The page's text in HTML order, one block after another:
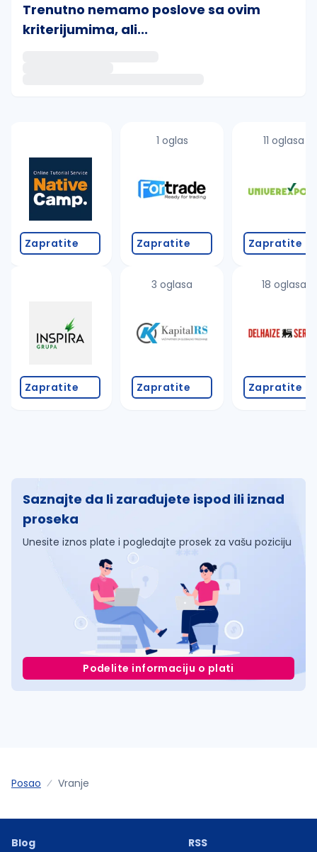
Trenutno nemamo poslove sa ovim
kriterijumima, ali...
Takođe možete da:
proverite pravopisne greške (koristite č, ć, š, đ,
povećajte radijus za odabrani grad
promenite odabrane filtere pretrage
Zapratite
Zapratite
1 oglas
Zapratite
3 oglasa
Zapratite
11 oglasa
Zapratite
18 oglasa
Zapratite
Saznajte da li zarađujete ispod ili iznad
proseka
Unesite iznos plate i pogledajte prosek za vašu poziciju
Podelite informaciju o plati
Posao Vranje
Blog
RSS